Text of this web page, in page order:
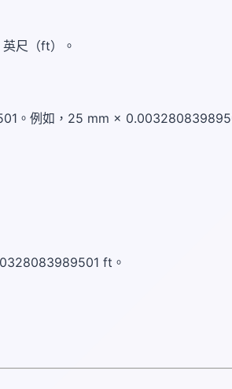
尺（ft）。
。例如，25 mm ×
ft。